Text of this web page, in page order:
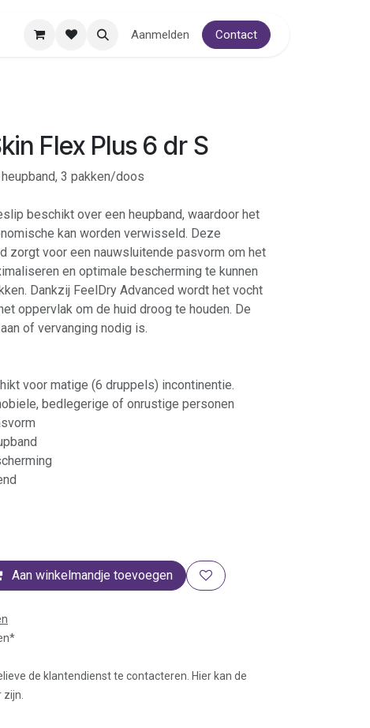
Aanmelden Contact
Flex Plus 6 dr S
3 pakken/doos
beschikt over een heupband, waardoor het
kan worden verwisseld. Deze
zorgt voor een nauwsluitende pasvorm om het
en optimale bescherming te kunnen
Dankzij FeelDry Advanced wordt het vocht
oppervlak om de huid droog te houden. De
of vervanging nodig is.
voor matige (6 druppels) incontinentie.
bedlegerige of onrustige personen
Aan winkelmandje toevoegen
de klantendienst te contacteren. Hier kan de